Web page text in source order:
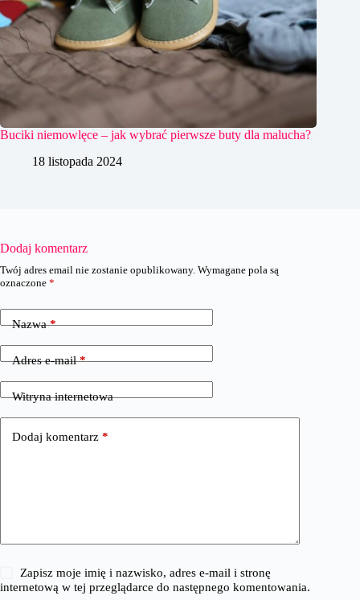
Buciki niemowlęce – jak wybrać pierwsze buty dla malucha?
18 listopada 2024
Dodaj komentarz
Twój adres email nie zostanie opublikowany. Wymagane pola są
oznaczone *
Nazwa*
Adres e-mail*
Witryna internetowa
Dodaj komentarz *
Zapisz moje imię i nazwisko, adres e-mail i stronę
internetową w tej przeglądarce do następnego komentowania.